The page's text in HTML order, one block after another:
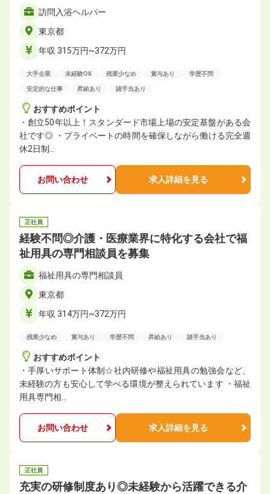
訪問入浴ヘルパー
東京都
年収 315万円~372万円
大手企業 未経験OK 残業少なめ 賞与あり 学歴不問
安定的な仕事 昇給あり 諸手当あり
おすすめポイント
・創立50年以上！スタンダード市場上場の安定基盤がある会
社です◎ ・プライベートの時間を確保しながら働ける完全週
休2日制…
お問い合わせ 求人詳細を見る
正社員
経験不問◎介護・医療業界に特化する会社で福
祉用具の専門相談員を募集
福祉用具の専門相談員
東京都
年収 314万円~372万円
残業少なめ 賞与あり 学歴不問 昇給あり 諸手当あり
おすすめポイント
・手厚いサポート体制☆社内研修や福祉用具の勉強会など、
未経験の方も安心して学べる環境が整えられています ・福祉
用具専門相…
お問い合わせ 求人詳細を見る
正社員
充実の研修制度あり◎未経験から活躍できる介